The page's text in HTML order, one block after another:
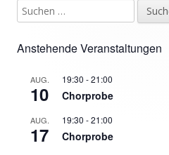
Haupt-
Seitenleiste
Suchen
nach:
Anstehende Veranstaltungen
AUG.
10
19:30 -21:00
Chorprobe
AUG.
17
19:30 -21:00
Chorprobe